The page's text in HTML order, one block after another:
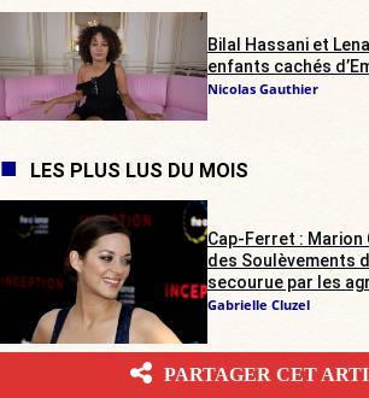
Bilal Hassani et
enfants cachés
Nicolas Gauthier
LES PLUS LUS DU MOIS
Cap-Ferret :
des Soulèvements
secourue par les
Gabrielle Cluzel
PARTAGER CET